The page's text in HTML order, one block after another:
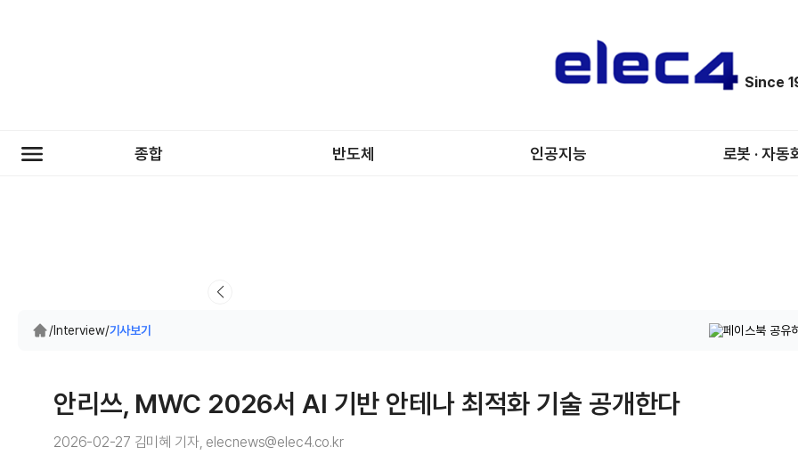
Since
종합 반도체 인공지능 로봇 · 자동
/Interview/기사보기
안리쓰, MWC 2026서 AI 기반 안테나 최적화 기술 공개한다
2026-02-27 김미혜 기자, elecnews@elec4.co.kr